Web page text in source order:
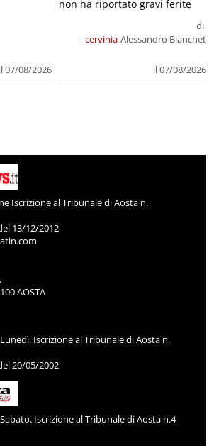
il 07/08/2026
cervinia
di
Alessandro Bianchet
il 07/08/2026
non ha riportato gravi ferite
Iscrizione al Tribunale di Aosta n.
13/12/2012
AOSTA
Iscrizione al Tribunale di Aosta n.
20/05/2002
Iscrizione al Tribunale di Aosta n.4